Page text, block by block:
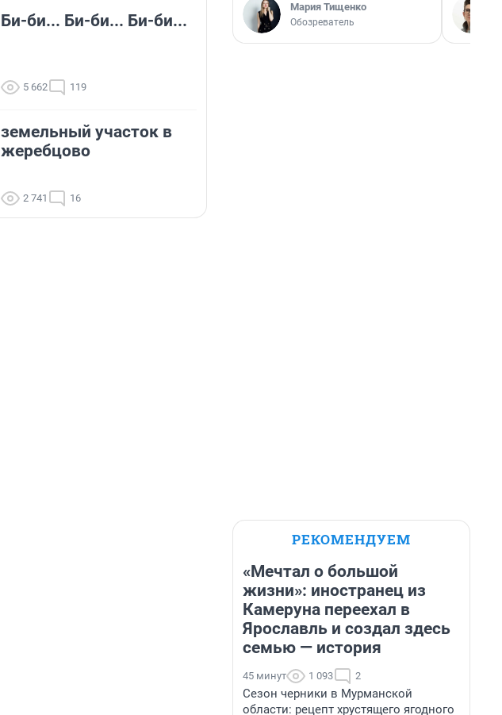
Би-би... Би-би... Би-би...
5 662 119
земельный участок в
жеребцово
2 741 16
Мария Тищенко
Обозреватель
РЕКОМЕНДУЕМ
«Мечтал о большой
жизни»: иностранец из
Камеруна переехал в
Ярославль и создал здесь
семью — история
45 минут 1 093 2
Сезон черники в Мурманской
области: рецепт хрустящего ягодного